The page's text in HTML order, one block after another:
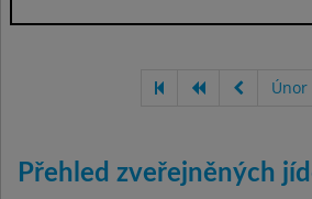
Únor
Přehled zveřejněných